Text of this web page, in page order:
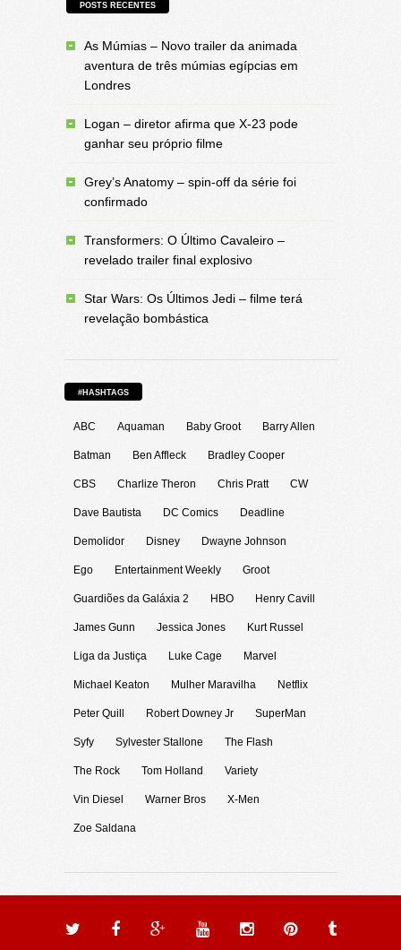
POSTS RECENTES
As Múmias – Novo trailer da animada
aventura de três múmias egípcias em
Londres
Logan – diretor afirma que X-23 pode
ganhar seu próprio filme
Grey’s Anatomy – spin-off da série foi
confirmado
Transformers: O Último Cavaleiro –
revelado trailer final explosivo
Star Wars: Os Últimos Jedi – filme terá
revelação bombástica
#HASHTAGS
ABC Aquaman Baby Groot Barry Allen
Batman Ben Affleck Bradley Cooper
CBS Charlize Theron Chris Pratt CW
Dave Bautista DC Comics Deadline
Demolidor Disney Dwayne Johnson
Ego Entertainment Weekly Groot
Guardiões da Galáxia 2 HBO Henry Cavill
James Gunn Jessica Jones Kurt Russel
Liga da Justiça Luke Cage Marvel
Michael Keaton Mulher Maravilha Netflix
Peter Quill Robert Downey Jr SuperMan
Syfy Sylvester Stallone The Flash
The Rock Tom Holland Variety
Vin Diesel Warner Bros X-Men
Zoe Saldana